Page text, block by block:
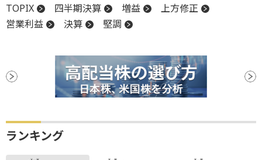
TOPIX
四半期決算 増益
上方修正
営業利益
決算 堅調
ランキング